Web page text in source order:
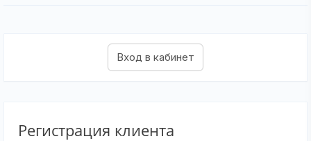
Регистрация клиента